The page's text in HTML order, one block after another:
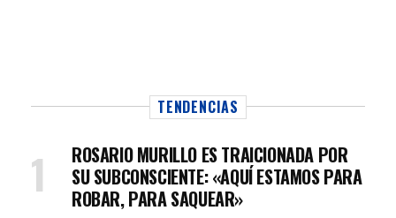
TENDENCIAS
ROSARIO MURILLO ES TRAICIONADA POR
SU SUBCONSCIENTE: «AQUÍ ESTAMOS PARA
ROBAR, PARA SAQUEAR»